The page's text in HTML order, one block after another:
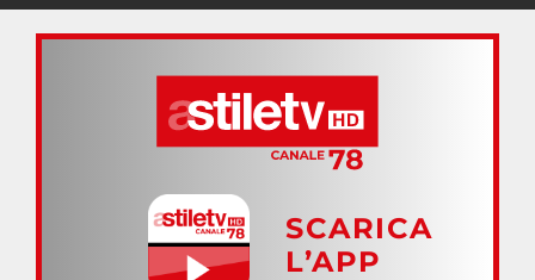
SCARICA
L’APP